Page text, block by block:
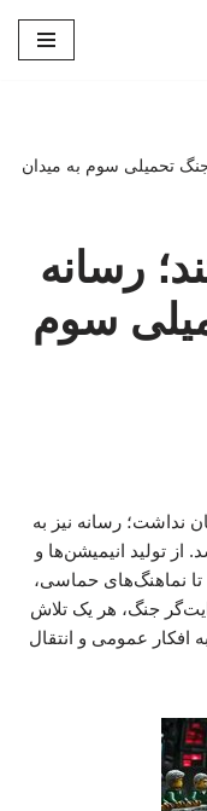
جنگ تحمیلی سوم به میدان
رسانه
سوم
نداشت؛ رسانه نیز به
از تولید انیمیشن‌ها و
نماهنگ‌های حماسی،
جنگ، هر یک تلاش
افکار عمومی و انتقال